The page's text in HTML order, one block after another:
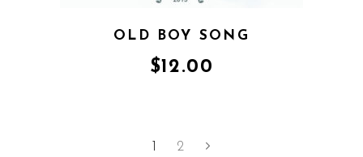
OLD BOY SONG
$12.00
2